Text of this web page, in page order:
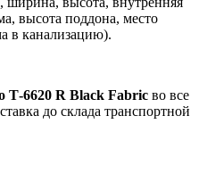
высота поддона, место
в канализацию).
Т-6620 R Black Fabric во все
до склада транспортной